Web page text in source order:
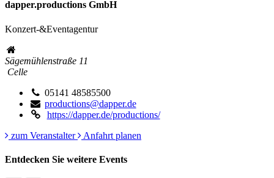
dapper.productions GmbH
Konzert-&Eventagentur
Sägemühlenstraße 11
Celle
05141 48585500
productions@dapper.de
https://dapper.de/productions/
zum Veranstalter
Anfahrt planen
Entdecken Sie weitere Events